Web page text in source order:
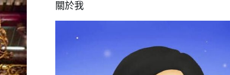
關於我